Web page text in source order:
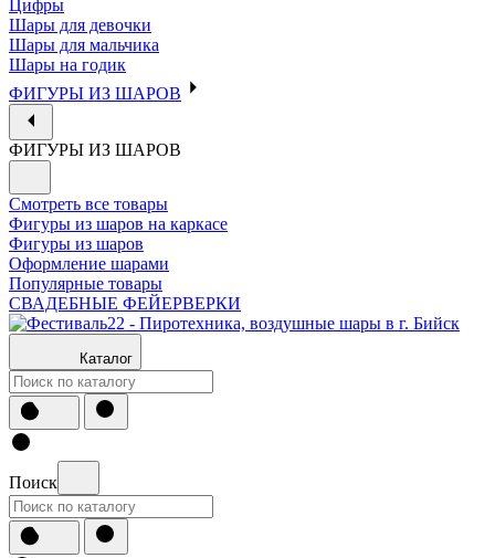
Цифры
Шары для девочки
Шары для мальчика
Шары на годик
ФИГУРЫ ИЗ ШАРОВ
ФИГУРЫ ИЗ ШАРОВ
Смотреть все товары
Фигуры из шаров на каркасе
Фигуры из шаров
Оформление шарами
Популярные товары
СВАДЕБНЫЕ ФЕЙЕРВЕРКИ
Каталог
Поиск